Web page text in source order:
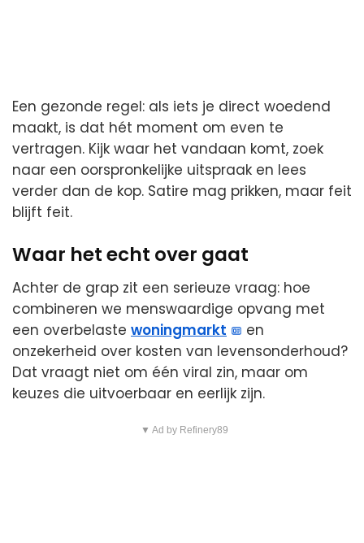
Een gezonde regel: als iets je direct woedend
maakt, is dat hét moment om even te
vertragen. Kijk waar het vandaan komt, zoek
naar een oorspronkelijke uitspraak en lees
verder dan de kop. Satire mag prikken, maar feit
blijft feit.
Waar het echt over gaat
Achter de grap zit een serieuze vraag: hoe
combineren we menswaardige opvang met
een overbelaste woningmarkt
en
onzekerheid over kosten van levensonderhoud?
Dat vraagt niet om één viral zin, maar om
keuzes die uitvoerbaar en eerlijk zijn.
▼ Ad by Refinery89